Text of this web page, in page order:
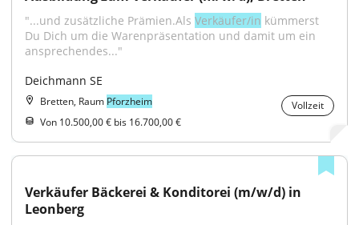
"...und zusätzliche Prämien.Als Verkäufer/in kümmerst
Du Dich um die Warenpräsentation und damit um ein
ansprechendes..."
Deichmann SE
Bretten, Raum Pforzheim
Vollzeit
Von 10.500,00 € bis 16.700,00 €
Verkäufer Bäckerei & Konditorei (m/w/d) in
Leonberg